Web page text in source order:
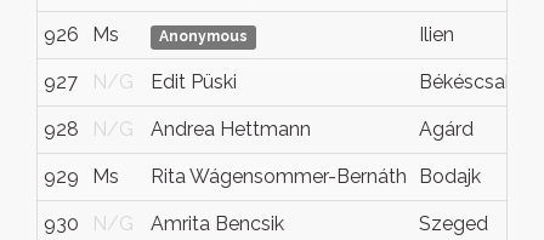
926 Ms Anonymous Ilien
927 N/G Edit Püski Békéscsaba
928 N/G Andrea Hettmann Agárd
929 Ms Rita Wágensommer-Bernáth Bodajk
930 N/G Amrita Bencsik Szeged